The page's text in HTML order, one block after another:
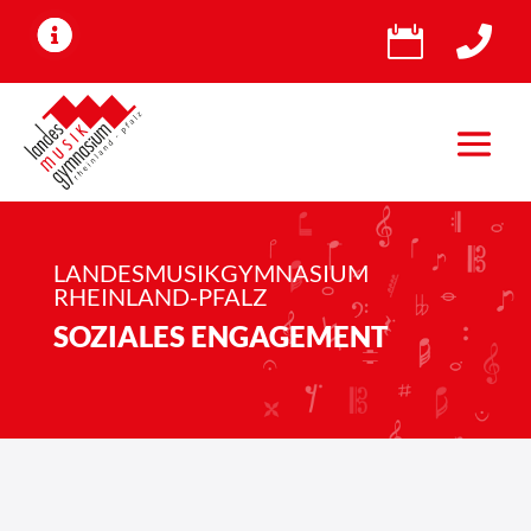
 
S
o
z
LANDESMUSIKGYMNASIUM
RHEINLAND-PFALZ
SOZIALES ENGAGEMENT